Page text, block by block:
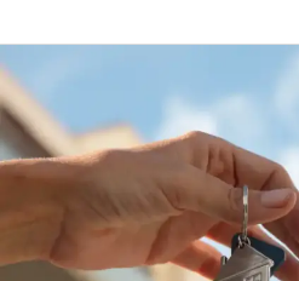
inmobiliario
en
Chile:
análisis
década